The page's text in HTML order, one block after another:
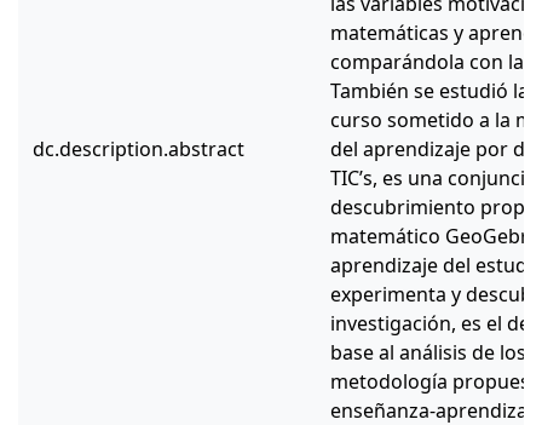
dc.description.abstract
matemáticas y
comparándola con la
También se estudió la
curso sometido a la
del aprendizaje por
TIC’s, es una
descubrimiento
matemático
aprendizaje del
experimenta y
investigación, es el
base al análisis de los
metodología
enseñanza-